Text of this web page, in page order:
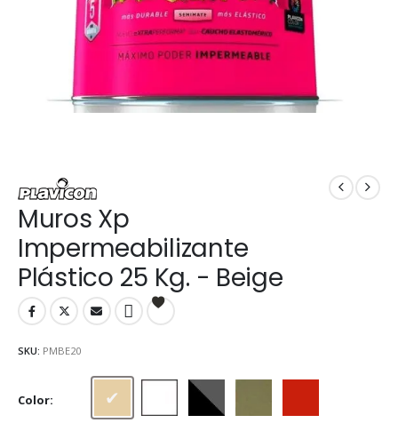
Muros Xp
Impermeabilizante
Plástico 25 Kg. - Beige
SKU: PMBE20
Color Beige Gris Acero